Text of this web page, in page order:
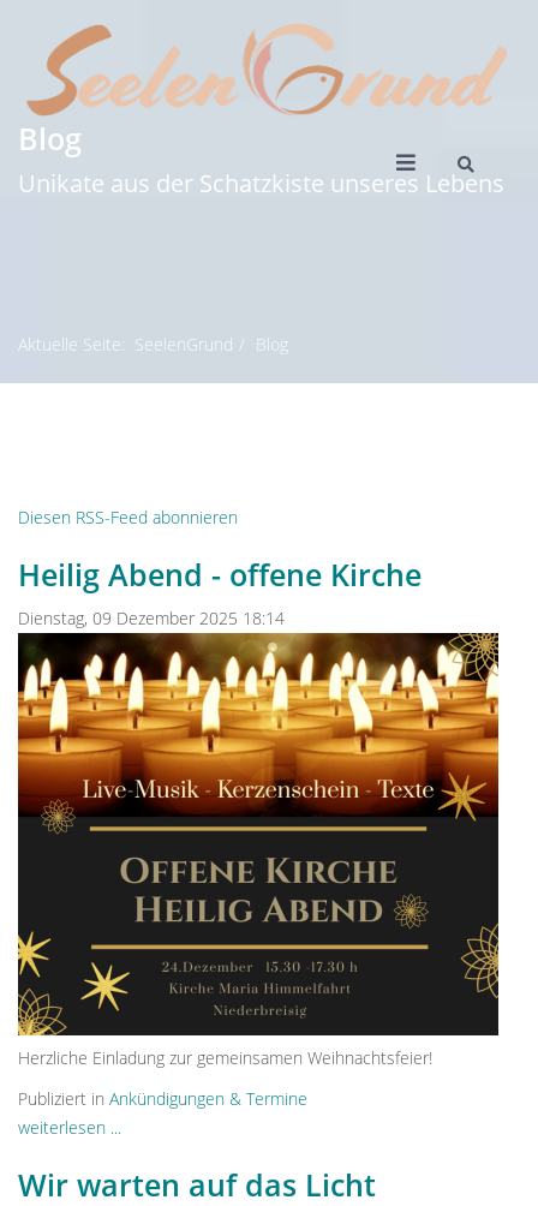
Blog
Unikate aus der Schatzkiste unseres Lebens
Aktuelle Seite: SeelenGrund Blog
Diesen RSS-Feed abonnieren
Heilig Abend - offene Kirche
Dienstag, 09 Dezember 2025 18:14
Herzliche Einladung zur gemeinsamen Weihnachtsfeier!
Publiziert in Ankündigungen & Termine
weiterlesen ...
Wir warten auf das Licht